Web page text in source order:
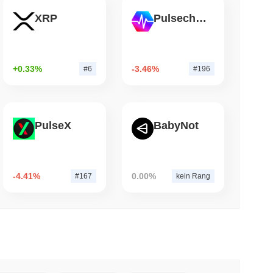
XRP
+0.33% #6
Pulsechain
-3.46% #196
PulseX
-4.41% #167
BabyNot
0.00% kein Rang